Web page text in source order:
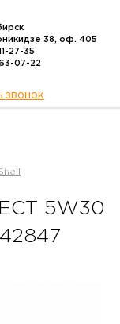
38, оф. 405
27-35
07-22
Заказать звонок
5W30